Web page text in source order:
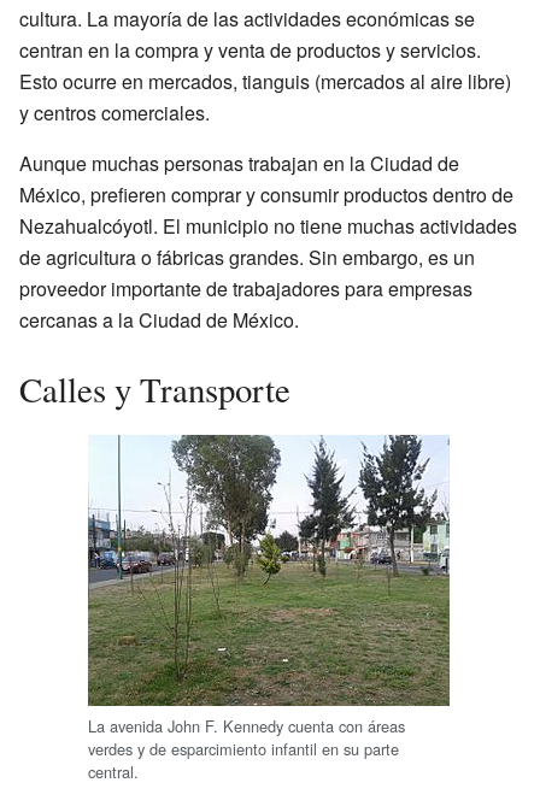
cultura. La mayoría de las actividades económicas se
centran en la compra y venta de productos y servicios.
Esto ocurre en mercados, tianguis (mercados al aire libre)
y centros comerciales.
Aunque muchas personas trabajan en la Ciudad de
México, prefieren comprar y consumir productos dentro de
Nezahualcóyotl. El municipio no tiene muchas actividades
de agricultura o fábricas grandes. Sin embargo, es un
proveedor importante de trabajadores para empresas
cercanas a la Ciudad de México.
Calles y Transporte
La avenida John F. Kennedy cuenta con áreas
verdes y de esparcimiento infantil en su parte
central.